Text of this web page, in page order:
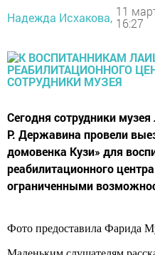
Надежда Исхакова, 11
16:27
Сегодня сотрудники
Р. Державина провели
домовенка Кузи» для
реабилитационного
ограниченными
Фото предоставила Фарида